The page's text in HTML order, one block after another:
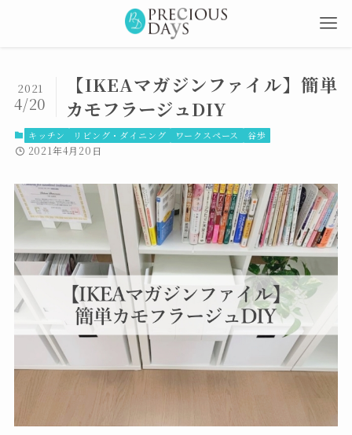
【IKEAマガジンファイル】簡単
カモフラージュDIY
2021
4/20
キッチン リビング・ダイニング ワークスペース 谷歩
2021年4月20日